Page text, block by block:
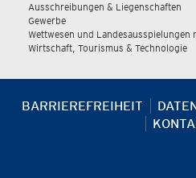
Ausschreibungen & Liegenschaften
Gewerbe
Wettwesen und Landesausspielungen
Wirtschaft, Tourismus & Technologie
BARRIEREFREIHEIT